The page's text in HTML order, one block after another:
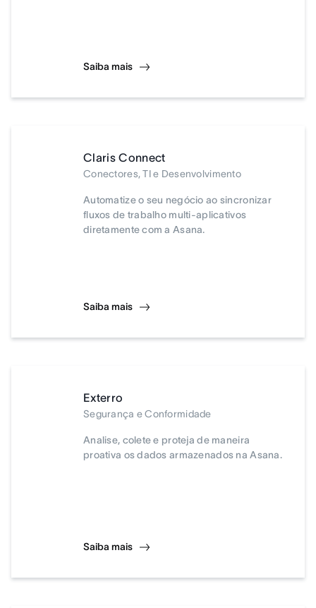
Saiba mais
Claris Connect
Conectores, TI e Desenvolvimento
Automatize o seu negócio ao sincronizar
fluxos de trabalho multi-aplicativos
diretamente com a Asana.
Saiba mais
Exterro
Segurança e Conformidade
Analise, colete e proteja de maneira
proativa os dados armazenados na Asana.
Saiba mais